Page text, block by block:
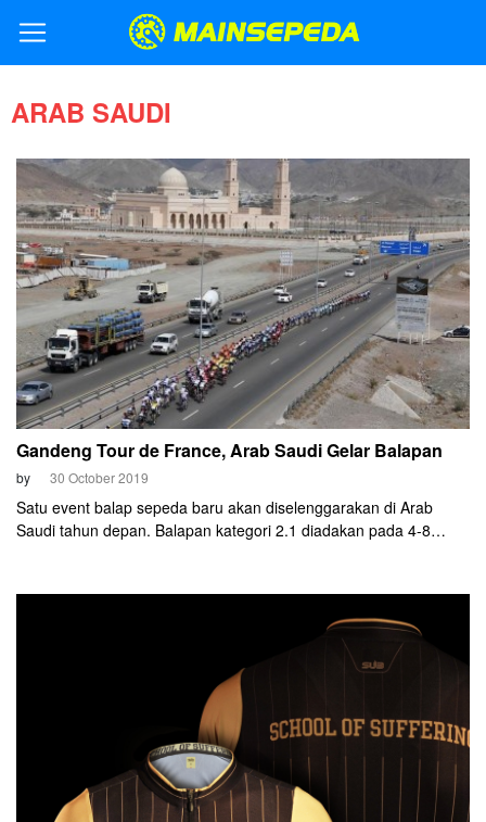
ARAB SAUDI
Gandeng Tour de France, Arab Saudi Gelar Balapan
by 30 October 2019
Satu event balap sepeda baru akan diselenggarakan di Arab
Saudi tahun depan. Balapan kategori 2.1 diadakan pada 4-8